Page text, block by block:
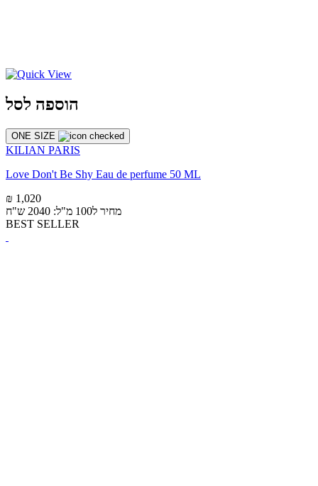
הוספה לסל
ONE SIZE
KILIAN PARIS
Love Don't Be Shy Eau de perfume 50 ML
₪ 1,020
מחיר ל100 מ"ל: 2040 ש"ח
BEST SELLER